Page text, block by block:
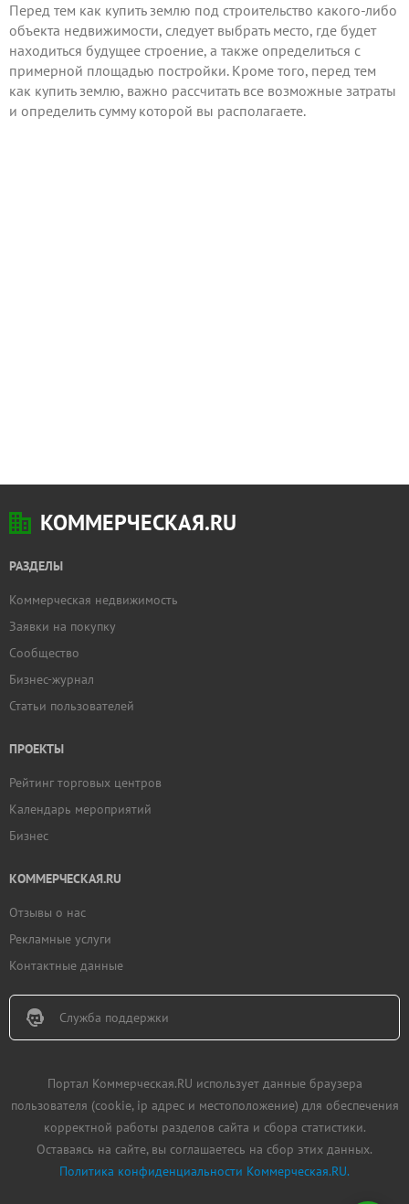
Добавить
Перед тем как купить землю под строительство какого-либо
объекта недвижимости, следует выбрать место, где будет
находиться будущее строение, а также определиться с
примерной площадью постройки. Кроме того, перед тем
как купить землю, важно рассчитать все возможные затраты
и определить сумму которой вы располагаете.
КОММЕРЧЕСКАЯ.RU
РАЗДЕЛЫ
Коммерческая недвижимость
Заявки на покупку
Сообщество
Бизнес-журнал
Статьи пользователей
ПРОЕКТЫ
Рейтинг торговых центров
Календарь мероприятий
Бизнес
КОММЕРЧЕСКАЯ.RU
Отзывы о нас
Рекламные услуги
Контактные данные
Служба поддержки
Портал Коммерческая.RU использует данные браузера
пользователя (cookie, ip адрес и местоположение) для обеспечения
корректной работы разделов сайта и сбора статистики.
Оставаясь на сайте, вы соглашаетесь на сбор этих данных.
Политика конфиденциальности Коммерческая.RU.